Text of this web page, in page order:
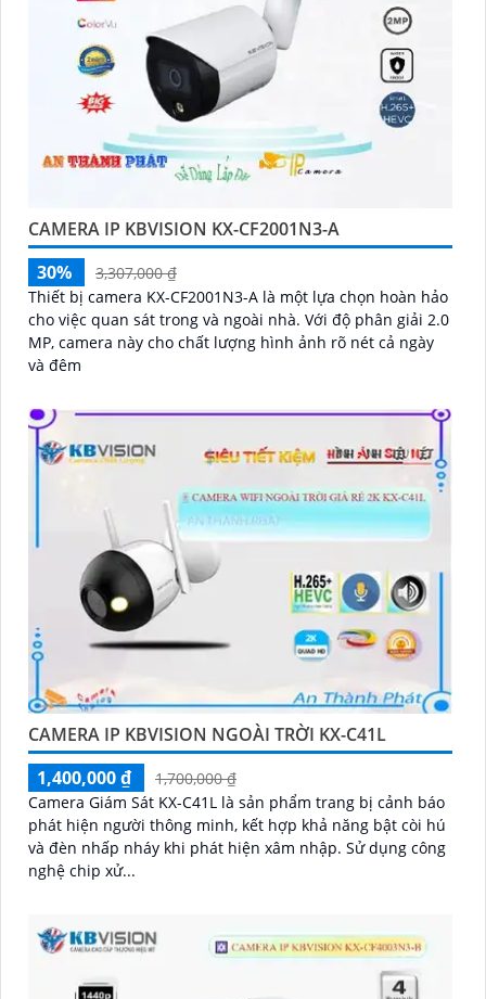
CAMERA IP KBVISION KX-CF2001N3-A
30%
3,307,000 ₫
Thiết bị camera KX-CF2001N3-A là một lựa chọn hoàn hảo
cho việc quan sát trong và ngoài nhà. Với độ phân giải 2.0
MP, camera này cho chất lượng hình ảnh rõ nét cả ngày
và đêm
CAMERA IP KBVISION NGOÀI TRỜI KX-C41L
1,400,000 ₫
1,700,000 ₫
Camera Giám Sát KX-C41L là sản phẩm trang bị cảnh báo
phát hiện người thông minh, kết hợp khả năng bật còi hú
và đèn nhấp nháy khi phát hiện xâm nhập. Sử dụng công
nghệ chip xử...